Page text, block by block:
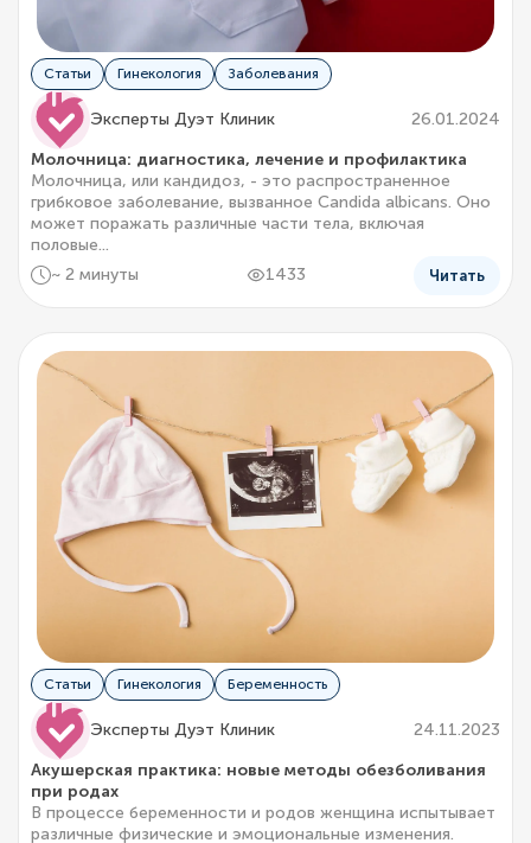
Статьи Гинекология Заболевания
Эксперты Дуэт Клиник
26.01.2024
Молочница: диагностика, лечение и профилактика
Молочница, или кандидоз, - это распространенное
грибковое заболевание, вызванное Candida albicans. Оно
может поражать различные части тела, включая
половые...
~ 2 минуты
1433 Читать
Статьи Гинекология Беременность
Эксперты Дуэт Клиник
24.11.2023
Акушерская практика: новые методы обезболивания
при родах
В процессе беременности и родов женщина испытывает
различные физические и эмоциональные изменения.